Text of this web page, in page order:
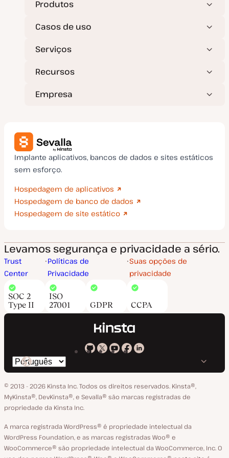
Produtos
Casos de uso
Serviços
Recursos
Empresa
Implante aplicativos, bancos de dados e sites estáticos
sem esforço.
Hospedagem de aplicativos
Hospedagem de banco de dados
Hospedagem de site estático
Levamos segurança e privacidade a sério.
Trust
Center
Políticas de
Privacidade
Suas opções de
privacidade
SOC 2
Type II
ISO
27001
GDPR CCPA
Kinsta
GitHub
Kinsta
X
Kinsta
YouTube
Kinsta
Facebook
Kinsta
LinkedIn
Trocar
o
idioma
© 2013 - 2026 Kinsta Inc. Todos os direitos reservados. Kinsta®‚
MyKinsta®‚ DevKinsta®‚ e Sevalla® são marcas registradas de
propriedade da Kinsta Inc.
A marca registrada WordPress® é propriedade intelectual da
WordPress Foundation, e as marcas registradas Woo® e
WooCommerce® são propriedade intelectual da WooCommerce, Inc. O